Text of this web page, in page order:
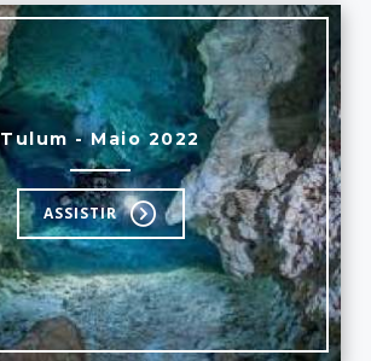
Tulum - Maio 2022
ASSISTIR